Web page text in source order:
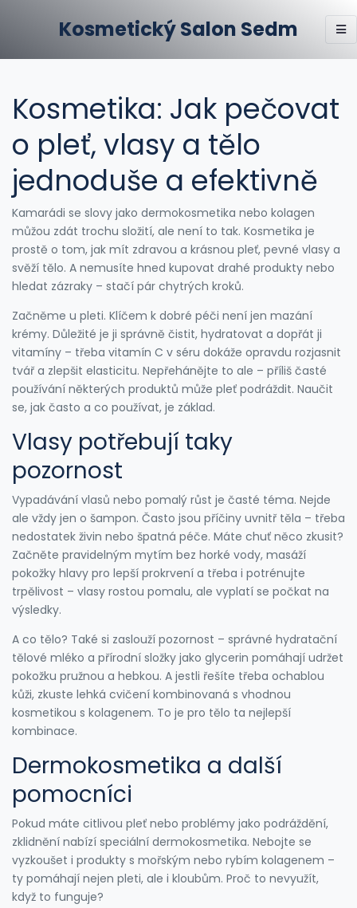
Kosmetický Salon Sedm
Kosmetika: Jak pečovat
o pleť, vlasy a tělo
jednoduše a efektivně
Kamarádi se slovy jako dermokosmetika nebo kolagen
můžou zdát trochu složití, ale není to tak. Kosmetika je
prostě o tom, jak mít zdravou a krásnou pleť, pevné vlasy a
svěží tělo. A nemusíte hned kupovat drahé produkty nebo
hledat zázraky – stačí pár chytrých kroků.
Začněme u pleti. Klíčem k dobré péči není jen mazání
krémy. Důležité je ji správně čistit, hydratovat a dopřát ji
vitamíny – třeba vitamín C v séru dokáže opravdu rozjasnit
tvář a zlepšit elasticitu. Nepřehánějte to ale – příliš časté
používání některých produktů může pleť podráždit. Naučit
se, jak často a co používat, je základ.
Vlasy potřebují taky
pozornost
Vypadávání vlasů nebo pomalý růst je časté téma. Nejde
ale vždy jen o šampon. Často jsou příčiny uvnitř těla – třeba
nedostatek živin nebo špatná péče. Máte chuť něco zkusit?
Začněte pravidelným mytím bez horké vody, masáží
pokožky hlavy pro lepší prokrvení a třeba i potrénujte
trpělivost – vlasy rostou pomalu, ale vyplatí se počkat na
výsledky.
A co tělo? Také si zaslouží pozornost – správné hydratační
tělové mléko a přírodní složky jako glycerin pomáhají udržet
pokožku pružnou a hebkou. A jestli řešíte třeba ochablou
kůži, zkuste lehká cvičení kombinovaná s vhodnou
kosmetikou s kolagenem. To je pro tělo ta nejlepší
kombinace.
Dermokosmetika a další
pomocníci
Pokud máte citlivou pleť nebo problémy jako podráždění,
zklidnění nabízí speciální dermokosmetika. Nebojte se
vyzkoušet i produkty s mořským nebo rybím kolagenem –
ty pomáhají nejen pleti, ale i kloubům. Proč to nevyužít,
když to funguje?